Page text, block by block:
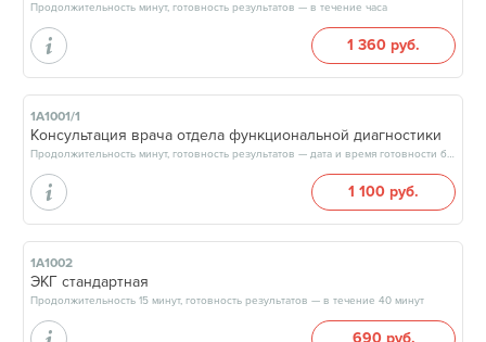
Продолжительность минут, готовность результатов — в течение часа
1 360 руб.
1А1001/1
Консультация врача отдела функциональной диагностики
Продолжительность минут, готовность результатов — дата и время готовности будут сообщены врачом в день приёма
1 100 руб.
1А1002
ЭКГ стандартная
Продолжительность 15 минут, готовность результатов — в течение 40 минут
690 руб.